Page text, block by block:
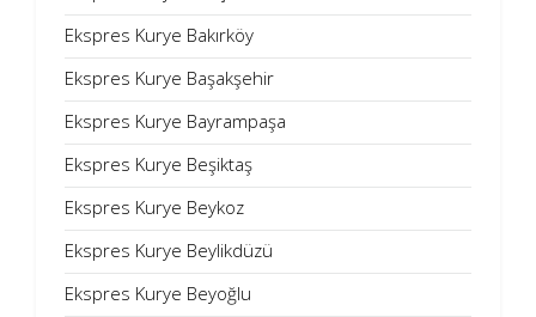
Ekspres Kurye Bakırköy
Ekspres Kurye Başakşehir
Ekspres Kurye Bayrampaşa
Ekspres Kurye Beşiktaş
Ekspres Kurye Beykoz
Ekspres Kurye Beylikdüzü
Ekspres Kurye Beyoğlu